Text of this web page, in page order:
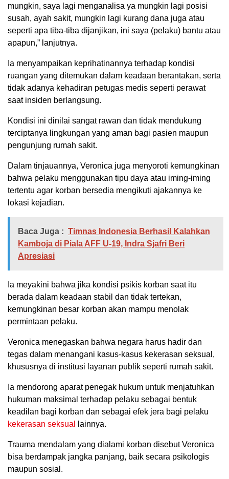
mungkin, saya lagi menganalisa ya mungkin lagi posisi
susah, ayah sakit, mungkin lagi kurang dana juga atau
seperti apa tiba-tiba dijanjikan, ini saya (pelaku) bantu atau
apapun,” lanjutnya.
Ia menyampaikan keprihatinannya terhadap kondisi
ruangan yang ditemukan dalam keadaan berantakan, serta
tidak adanya kehadiran petugas medis seperti perawat
saat insiden berlangsung.
Kondisi ini dinilai sangat rawan dan tidak mendukung
terciptanya lingkungan yang aman bagi pasien maupun
pengunjung rumah sakit.
Dalam tinjauannya, Veronica juga menyoroti kemungkinan
bahwa pelaku menggunakan tipu daya atau iming-iming
tertentu agar korban bersedia mengikuti ajakannya ke
lokasi kejadian.
Baca Juga : Timnas Indonesia Berhasil Kalahkan
Kamboja di Piala AFF U-19, Indra Sjafri Beri
Apresiasi
Ia meyakini bahwa jika kondisi psikis korban saat itu
berada dalam keadaan stabil dan tidak tertekan,
kemungkinan besar korban akan mampu menolak
permintaan pelaku.
Veronica menegaskan bahwa negara harus hadir dan
tegas dalam menangani kasus-kasus kekerasan seksual,
khususnya di institusi layanan publik seperti rumah sakit.
Ia mendorong aparat penegak hukum untuk menjatuhkan
hukuman maksimal terhadap pelaku sebagai bentuk
keadilan bagi korban dan sebagai efek jera bagi pelaku
kekerasan seksual
lainnya.
Trauma mendalam yang dialami korban disebut Veronica
bisa berdampak jangka panjang, baik secara psikologis
maupun sosial.